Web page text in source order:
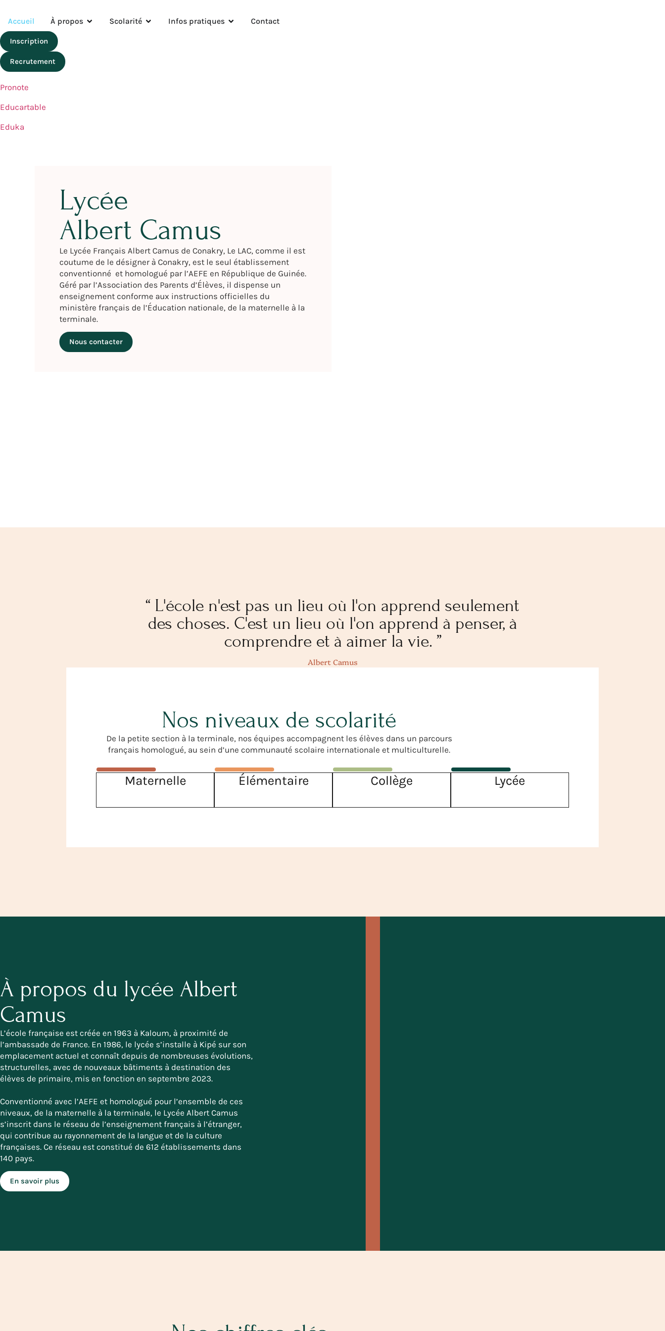
Accueil À propos Scolarité Infos pratiques Contact
Inscription
Recrutement
Pronote
Educartable
Eduka
Lycée
Albert Camus
Le Lycée Français Albert Camus de Conakry, Le LAC, comme il est
coutume de le désigner à Conakry, est le seul établissement
conventionné et homologué par l’AEFE en République de Guinée.
Géré par l’Association des Parents d’Élèves, il dispense un
enseignement conforme aux instructions officielles du
ministère français de l’Éducation nationale, de la maternelle à la
terminale.
Nous contacter
“ L'école n'est pas un lieu où l'on apprend seulement
des choses. C'est un lieu où l'on apprend à penser, à
comprendre et à aimer la vie. ”
Albert Camus
Nos niveaux de scolarité
De la petite section à la terminale, nos équipes accompagnent les élèves dans un parcours
français homologué, au sein d’une communauté scolaire internationale et multiculturelle.
Maternelle Élémentaire Collège Lycée
À propos du lycée Albert
Camus
L’école française est créée en 1963 à Kaloum, à proximité de
l’ambassade de France. En 1986, le lycée s’installe à Kipé sur son
emplacement actuel et connaît depuis de nombreuses évolutions,
structurelles, avec de nouveaux bâtiments à destination des
élèves de primaire, mis en fonction en septembre 2023.
Conventionné avec l’AEFE et homologué pour l’ensemble de ces
niveaux, de la maternelle à la terminale, le Lycée Albert Camus
s’inscrit dans le réseau de l’enseignement français à l’étranger,
qui contribue au rayonnement de la langue et de la culture
françaises. Ce réseau est constitué de 612 établissements dans
140 pays.
En savoir plus